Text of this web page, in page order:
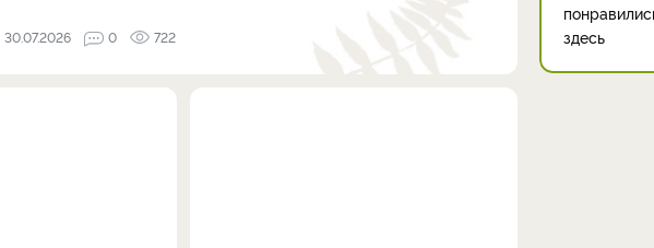
30.07.2026 0 722
здесь